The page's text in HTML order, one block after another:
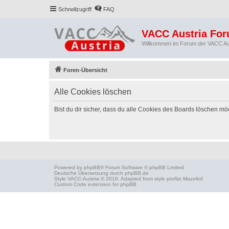
Schnellzugriff FAQ
VACC Austria
Willkommen im Forum der VACC
Foren-Übersicht
Alle Cookies löschen
Bist du dir sicher, dass du alle Cookies des Boards löschen
Powered by phpBB® Forum Software © phpBB Limited
Deutsche Übersetzung durch phpBB.de
Style VACC-Austria © 2019. Adapted from style proflat Mazeltof
Custom Code extension for phpBB